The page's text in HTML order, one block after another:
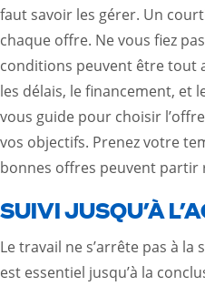
faut savoir les gérer. Un
chaque offre. Ne vous fiez
conditions peuvent être tout
les délais, le financement, et
vous guide pour choisir
vos objectifs. Prenez votre
bonnes offres peuvent partir
SUIVI JUSQU’À
Le travail ne s’arrête pas à la
est essentiel jusqu’à la